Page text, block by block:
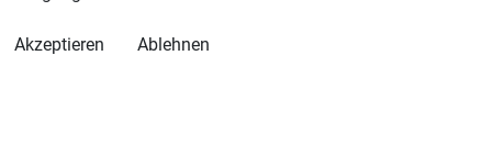
Akzeptieren Ablehnen